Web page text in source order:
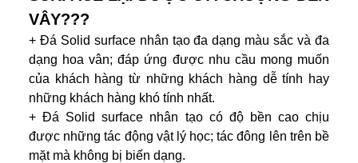
VÂY???
+ Đá Solid surface nhân tạo đa dạng màu sắc và đa
dạng hoa vân; đáp ứng được nhu cầu mong muốn
của khách hàng từ những khách hàng dễ tính hay
những khách hàng khó tính nhất.
+ Đá Solid surface nhân tạo có độ bền cao chịu
được những tác động vật lý học; tác đông lên trên bề
mặt mà không bị biến dạng.